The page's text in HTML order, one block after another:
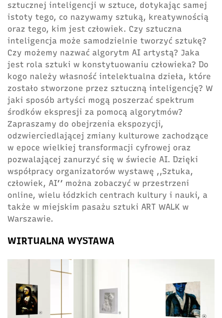
sztucznej inteligencji w sztuce, dotykając samej
istoty tego, co nazywamy sztuką, kreatywnością
oraz tego, kim jest człowiek. Czy sztuczna
inteligencja może samodzielnie tworzyć sztukę?
Czy możemy nazwać algorytm AI artystą? Jaka
jest rola sztuki w konstytuowaniu człowieka? Do
kogo należy własność intelektualna dzieła, które
zostało stworzone przez sztuczną inteligencję? W
jaki sposób artyści mogą poszerzać spektrum
środków ekspresji za pomocą algorytmów?
Zapraszamy do obejrzenia ekspozycji,
odzwierciedlającej zmiany kulturowe zachodzące
w epoce wielkiej transformacji cyfrowej oraz
pozwalającej zanurzyć się w świecie AI. Dzięki
współpracy organizatorów wystawę ,,Sztuka,
człowiek, AI’’ można zobaczyć w przestrzeni
online, wielu łódzkich centrach kultury i nauki, a
także w miejskim pasażu sztuki ART WALK w
Warszawie.
WIRTUALNA WYSTAWA